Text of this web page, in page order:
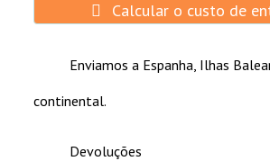
Calcular o custo de
Enviamos a Espanha, Ilhas
continental.
Devoluções